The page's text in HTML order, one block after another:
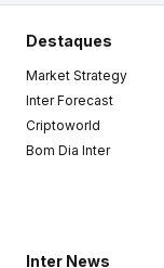
Destaques
Market Strategy
Inter Forecast
Criptoworld
Bom Dia Inter
Inter News